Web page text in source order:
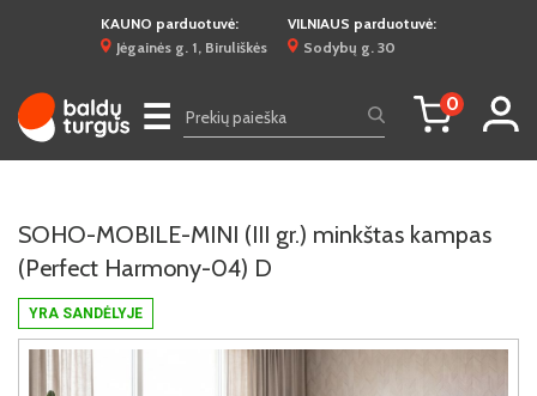
KAUNO parduotuvė:
Jėgainės g. 1, Biruliškės
VILNIAUS parduotuvė:
Sodybų g. 30
☰ 0
YRA SANDĖLYJE
SOHO-MOBILE-MINI (III gr.) minkštas kampas
(Perfect Harmony-04) D